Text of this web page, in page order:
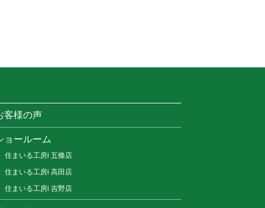
客様の声
ョールーム
住まいる工房i 五條店
住まいる工房i 高田店
住まいる工房i 吉野店